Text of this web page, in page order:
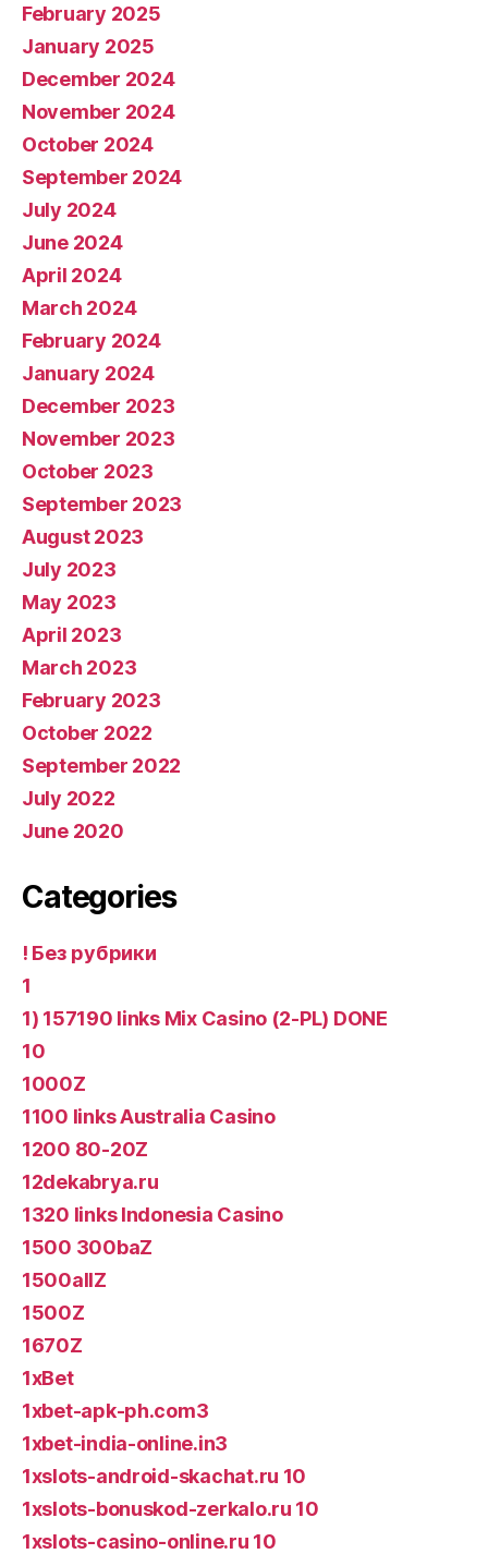
February 2025
January 2025
December 2024
November 2024
October 2024
September 2024
July 2024
June 2024
April 2024
March 2024
February 2024
January 2024
December 2023
November 2023
October 2023
September 2023
August 2023
July 2023
May 2023
April 2023
March 2023
February 2023
October 2022
September 2022
July 2022
June 2020
Categories
! Без рубрики
1
1) 157190 links Mix Casino (2-PL) DONE
10
1000Z
1100 links Australia Casino
1200 80-20Z
12dekabrya.ru
1320 links Indonesia Casino
1500 300baZ
1500allZ
1500Z
1670Z
1xBet
1xbet-apk-ph.com3
1xbet-india-online.in3
1xslots-android-skachat.ru 10
1xslots-bonuskod-zerkalo.ru 10
1xslots-casino-online.ru 10